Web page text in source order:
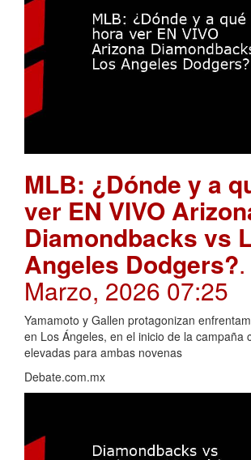
MLB: ¿Dónde y a
ver EN VIVO
Diamondbacks vs
Angeles Dodgers?
Marzo, 2026 07:25
Yamamoto y Gallen protagonizan
en Los Ángeles, en el inicio de la campaña
elevadas para ambas novenas
Debate.com.mx